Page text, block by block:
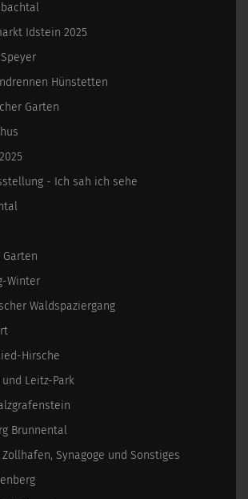
Idstein 2025
Hünstetten
Garten
- Ich sah ich sehe
Garten
Winter
Waldspaziergang
Hirsche
Leitz-Park
Brunnental
Synagoge und Sonstiges